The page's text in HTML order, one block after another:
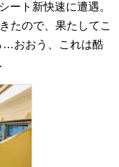
ート新快速に遭遇。
たので、果たしてこ
…おおう、これは酷